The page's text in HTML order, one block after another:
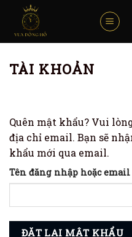
content
TÀI KHOẢN
Quên mật khẩu? Vui
địa chỉ email. Bạn sẽ
khẩu mới qua email.
Tên đăng nhập hoặc email
ĐẶT LẠI MẬT KHẨU